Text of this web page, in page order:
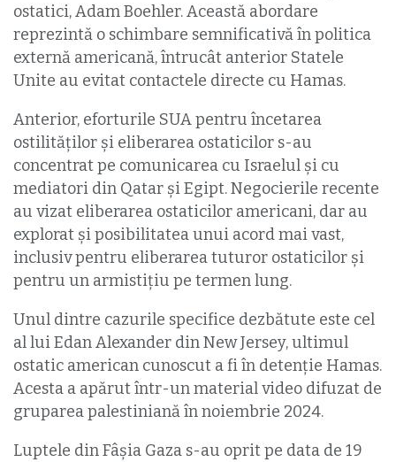
ostatici, Adam Boehler. Această abordare
reprezintă o schimbare semnificativă în politica
externă americană, întrucât anterior Statele
Unite au evitat contactele directe cu Hamas.
Anterior, eforturile SUA pentru încetarea
ostilităților și eliberarea ostaticilor s-au
concentrat pe comunicarea cu Israelul și cu
mediatori din Qatar și Egipt. Negocierile recente
au vizat eliberarea ostaticilor americani, dar au
explorat și posibilitatea unui acord mai vast,
inclusiv pentru eliberarea tuturor ostaticilor și
pentru un armistițiu pe termen lung.
Unul dintre cazurile specifice dezbătute este cel
al lui Edan Alexander din New Jersey, ultimul
ostatic american cunoscut a fi în detenție Hamas.
Acesta a apărut într-un material video difuzat de
gruparea palestiniană în noiembrie 2024.
Luptele din Fâșia Gaza s-au oprit pe data de 19